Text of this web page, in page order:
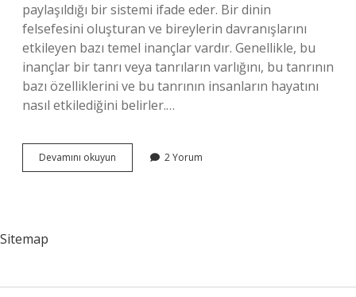
paylaşıldığı bir sistemi ifade eder. Bir dinin
felsefesini oluşturan ve bireylerin davranışlarını
etkileyen bazı temel inançlar vardır. Genellikle, bu
inançlar bir tanrı veya tanrıların varlığını, bu tanrının
bazı özelliklerini ve bu tanrının insanların hayatını
nasıl etkilediğini belirler.…
Devamını okuyun
ne
2 Yorum
Sitemap